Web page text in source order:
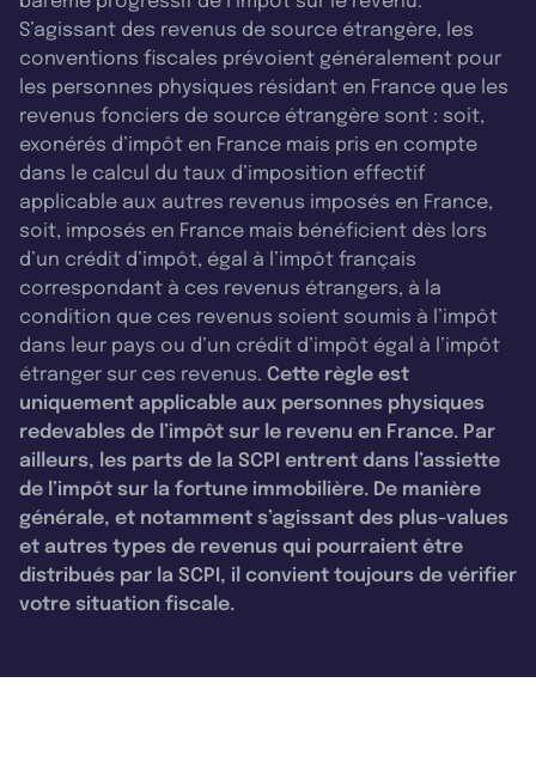
S’agissant des revenus de source étrangère, les
conventions fiscales prévoient généralement pour
les personnes physiques résidant en France que les
revenus fonciers de source étrangère sont : soit,
exonérés d’impôt en France mais pris en compte
dans le calcul du taux d’imposition effectif
applicable aux autres revenus imposés en France,
soit, imposés en France mais bénéficient dès lors
d’un crédit d’impôt, égal à l’impôt français
correspondant à ces revenus étrangers, à la
condition que ces revenus soient soumis à l’impôt
dans leur pays ou d’un crédit d’impôt égal à l’impôt
étranger sur ces revenus. Cette règle est
uniquement applicable aux personnes physiques
redevables de l’impôt sur le revenu en France. Par
ailleurs, les parts de la SCPI entrent dans l’assiette
de l’impôt sur la fortune immobilière. De manière
générale, et notamment s’agissant des plus-values
et autres types de revenus qui pourraient être
distribués par la SCPI, il convient toujours de vérifier
votre situation fiscale.